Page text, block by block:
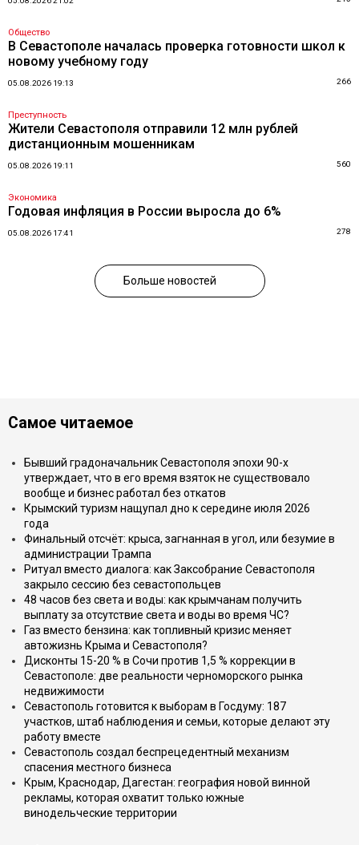
Общество
В Севастополе началась проверка готовности школ к
новому учебному году
05.08.2026 19:13 266
Преступность
Жители Севастополя отправили 12 млн рублей
дистанционным мошенникам
05.08.2026 19:11 560
Экономика
Годовая инфляция в России выросла до 6%
05.08.2026 17:41 278
Больше новостей
Самое читаемое
Бывший градоначальник Севастополя эпохи 90-х
утверждает, что в его время взяток не существовало
вообще и бизнес работал без откатов
Крымский туризм нащупал дно к середине июля 2026
года
Финальный отсчёт: крыса, загнанная в угол, или безумие в
администрации Трампа
Ритуал вместо диалога: как Заксобрание Севастополя
закрыло сессию без севастопольцев
48 часов без света и воды: как крымчанам получить
выплату за отсутствие света и воды во время ЧС?
Газ вместо бензина: как топливный кризис меняет
автожизнь Крыма и Севастополя?
Дисконты 15-20 % в Сочи против 1,5 % коррекции в
Севастополе: две реальности черноморского рынка
недвижимости
Севастополь готовится к выборам в Госдуму: 187
участков, штаб наблюдения и семьи, которые делают эту
работу вместе
Севастополь создал беспрецедентный механизм
спасения местного бизнеса
Крым, Краснодар, Дагестан: география новой винной
рекламы, которая охватит только южные
винодельческие территории